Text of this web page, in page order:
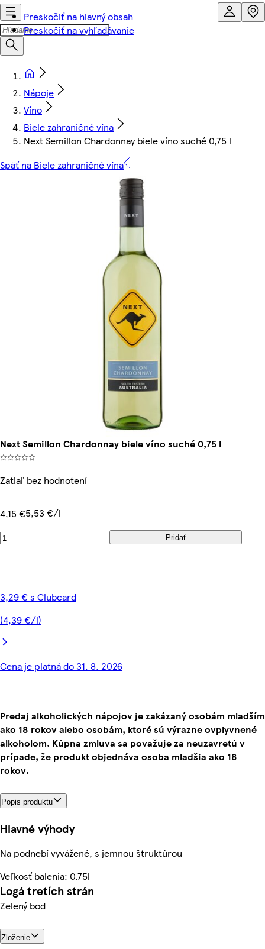
Preskočiť na hlavný obsah
Preskočiť na vyhľadávanie
Nápoje
Víno
Biele zahraničné vína
Next Semillon Chardonnay biele víno suché 0,75 l
Späť na Biele zahraničné vína
Next Semillon Chardonnay biele víno suché 0,75 l
Zatiaľ bez hodnotení
4,15 €5,53 €/l
Pridať
3,29 € s Clubcard
(4,39 €/l)
Cena je platná do 31. 8. 2026
Predaj alkoholických nápojov je zakázaný osobám mladším
ako 18 rokov alebo osobám, ktoré sú výrazne ovplyvnené
alkoholom. Kúpna zmluva sa považuje za neuzavretú v
prípade, že produkt objednáva osoba mladšia ako 18
rokov.
Popis produktu
Hlavné výhody
Na podnebí vyvážené, s jemnou štruktúrou
Veľkosť balenia: 0.75l
Logá tretích strán
Zelený bod
Zloženie